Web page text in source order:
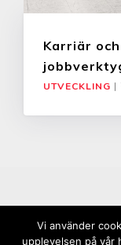
Karriär
UTVECKLING |
Vi använder
upplevelsen på vår